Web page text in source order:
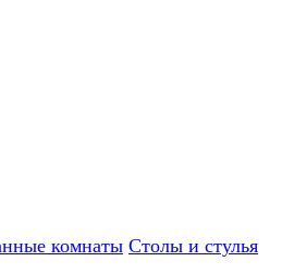
комнаты Столы и стулья